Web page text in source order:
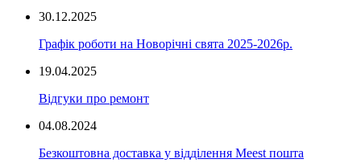
30.12.2025
Графік роботи на Новорічні свята 2025-2026р.
19.04.2025
Відгуки про ремонт
04.08.2024
Безкоштовна доставка у відділення Meest пошта